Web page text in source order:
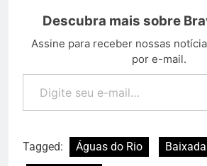
Descubra mais sobre
Assine para receber nossas
por e-mail.
Tagged: Águas do Rio